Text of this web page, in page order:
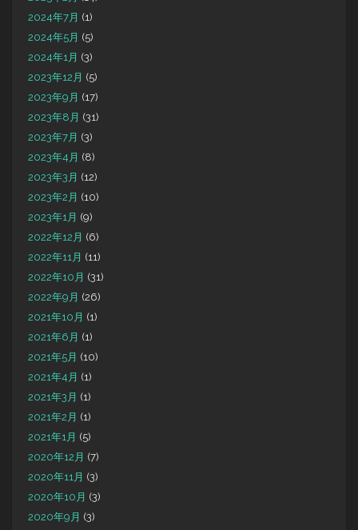
2024年7月 (1)
2024年5月 (5)
2024年1月 (3)
2023年12月 (5)
2023年9月 (17)
2023年8月 (31)
2023年7月 (3)
2023年4月 (8)
2023年3月 (12)
2023年2月 (10)
2023年1月 (9)
2022年12月 (6)
2022年11月 (11)
2022年10月 (31)
2022年9月 (26)
2021年10月 (1)
2021年6月 (1)
2021年5月 (10)
2021年4月 (1)
2021年3月 (1)
2021年2月 (1)
2021年1月 (5)
2020年12月 (7)
2020年11月 (3)
2020年10月 (3)
2020年9月 (3)